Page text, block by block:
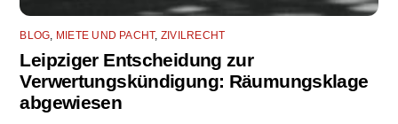
BLOG, MIETE UND PACHT, ZIVILRECHT
Leipziger Entscheidung zur
Verwertungskündigung: Räumungsklage
abgewiesen